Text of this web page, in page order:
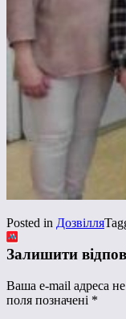
Posted in Дозвілля
Залишити
Ваша e-mail адреса
поля позначені *